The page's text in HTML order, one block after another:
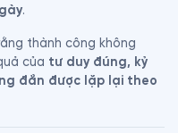
.
thành công không
của tư duy đúng, kỷ
đắn được lặp lại theo